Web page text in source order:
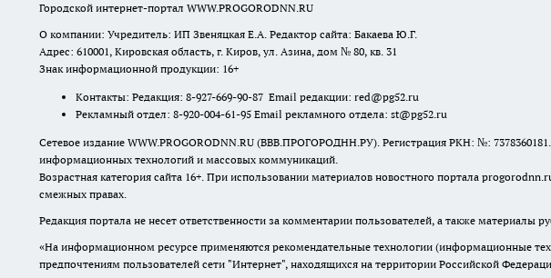
Городской интернет-портал WWW.PROGORODNN.RU
О компании: Учредитель: ИП Звеняцкая Е.А. Редактор сайта: Бакаева Ю.Г.
Адрес: 610001, Кировская область, г. Киров, ул. Азина, дом № 80, кв. 31
Знак информационной продукции: 16+
Контакты: Редакция: 8-927-669-90-87 Email редакции: red@pg52.ru
Рекламный отдел: 8-920-004-61-95 Email рекламного отдела: st@pg52.ru
Сетевое издание WWW.PROGORODNN.RU (ВВВ.ПРОГОРОДНН.РУ). Регистрация РКН: №:
информационных технологий и массовых коммуникаций.
Возрастная категория сайта 16+. При использовании материалов новостного портала
смежных правах.
Редакция портала не несет ответственности за комментарии пользователей, а также материалы
«На информационном ресурсе применяются рекомендательные технологии (информационные
предпочтениям пользователей сети "Интернет", находящихся на территории Российской